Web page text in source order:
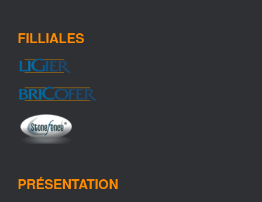
FILLIALES
PRÉSENTATION